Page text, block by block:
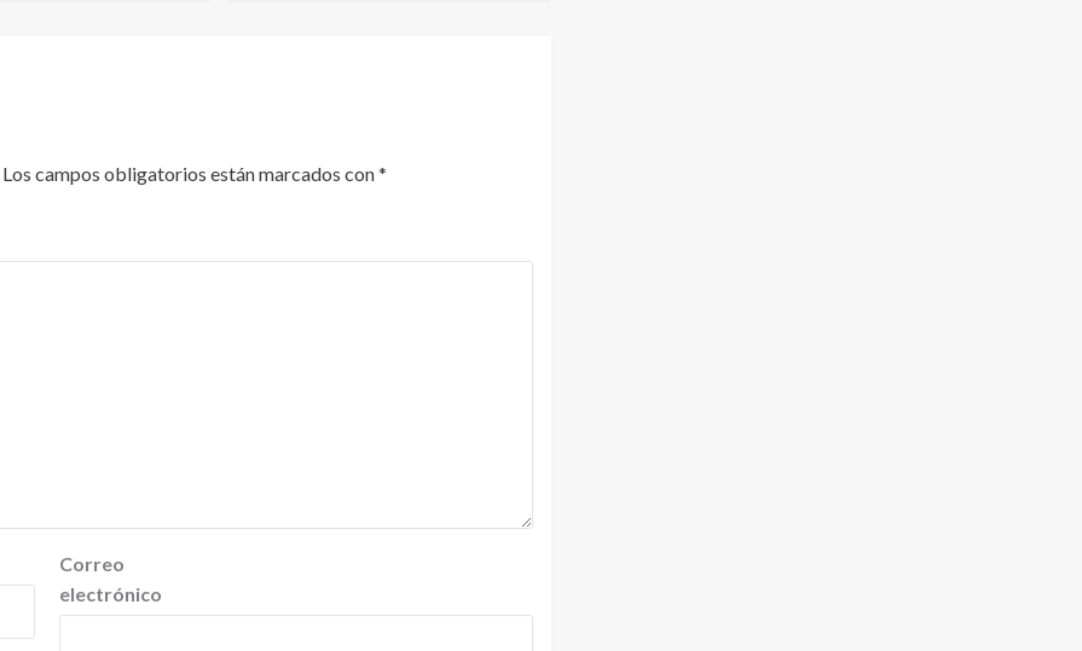
Los campos obligatorios están marcados con*
Correo
electrónico